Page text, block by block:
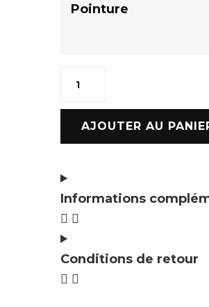
Pointure
AJOUTER AU
Informations
Conditions de retour